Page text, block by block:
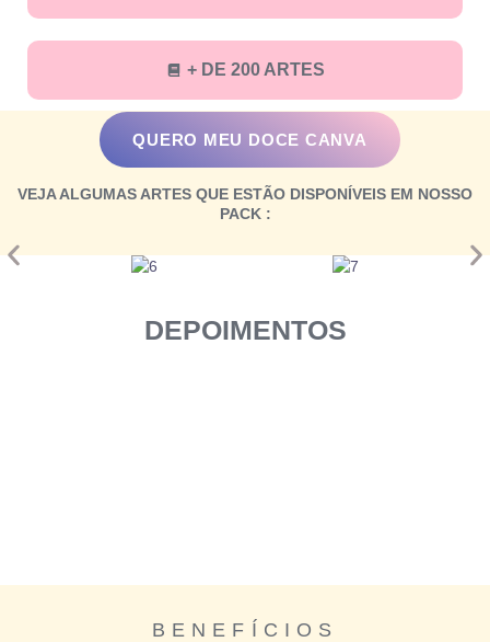
+ DE 200 ARTES
QUERO MEU DOCE CANVA
VEJA ALGUMAS ARTES QUE ESTÃO DISPONÍVEIS EM NOSSO
PACK:
DEPOIMENTOS
BENEFÍCIOS